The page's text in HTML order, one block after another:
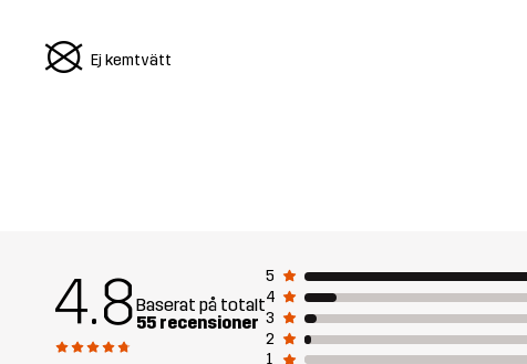
U Ej kemtvätt
4.8Baserat på totalt
55 recensioner
5
4
3
2
1